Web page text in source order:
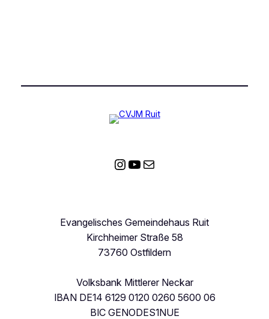
Instagram
YouTube
E-Mail
Evangelisches Gemeindehaus Ruit
Kirchheimer Straße 58
73760 Ostfildern
Volksbank Mittlerer Neckar
IBAN DE14 6129 0120 0260 5600 06
BIC GENODES1NUE